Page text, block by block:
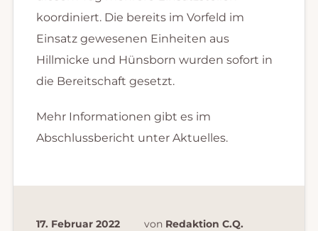
koordiniert. Die bereits im Vorfeld im
Einsatz gewesenen Einheiten aus
Hillmicke und Hünsborn wurden sofort in
die Bereitschaft gesetzt.
Mehr Informationen gibt es im
Abschlussbericht unter Aktuelles.
17. Februar 2022 von Redaktion C.Q.